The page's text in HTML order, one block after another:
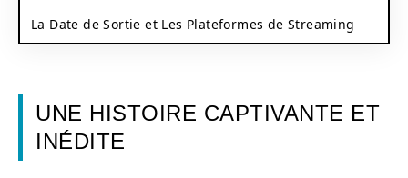
La Date de Sortie et Les Plateformes de Streaming
UNE HISTOIRE CAPTIVANTE ET
INÉDITE